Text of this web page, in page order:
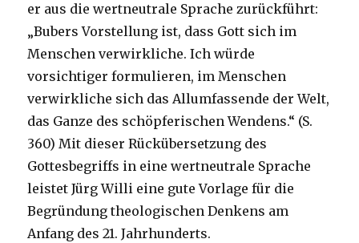
er aus die wertneutrale Sprache zurückführt:
„Bubers Vorstellung ist, dass Gott sich im
Menschen verwirkliche. Ich würde
vorsichtiger formulieren, im Menschen
verwirkliche sich das Allumfassende der Welt,
das Ganze des schöpferischen Wendens.“ (S.
360) Mit dieser Rückübersetzung des
Gottesbegriffs in eine wertneutrale Sprache
leistet Jürg Willi eine gute Vorlage für die
Begründung theologischen Denkens am
Anfang des 21. Jahrhunderts.